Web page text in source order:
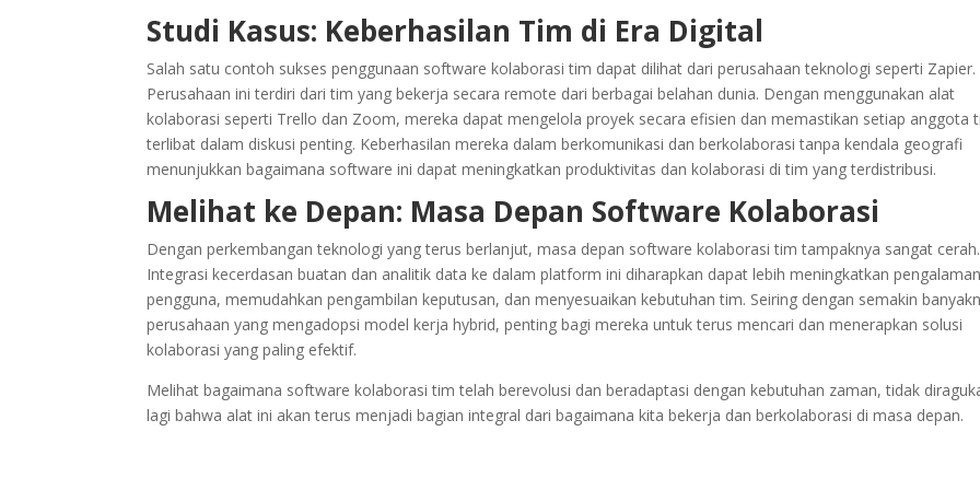
Studi Kasus: Keberhasilan Tim di Era Digital
Salah satu contoh sukses penggunaan software kolaborasi tim dapat dilihat dari perusahaan teknologi seperti Zapier.
Perusahaan ini terdiri dari tim yang bekerja secara remote dari berbagai belahan dunia. Dengan menggunakan alat
kolaborasi seperti Trello dan Zoom, mereka dapat mengelola proyek secara efisien dan memastikan setiap anggota
terlibat dalam diskusi penting. Keberhasilan mereka dalam berkomunikasi dan berkolaborasi tanpa kendala geografi
menunjukkan bagaimana software ini dapat meningkatkan produktivitas dan kolaborasi di tim yang terdistribusi.
Melihat ke Depan: Masa Depan Software Kolaborasi
Dengan perkembangan teknologi yang terus berlanjut, masa depan software kolaborasi tim tampaknya sangat cerah.
Integrasi kecerdasan buatan dan analitik data ke dalam platform ini diharapkan dapat lebih meningkatkan pengalaman
pengguna, memudahkan pengambilan keputusan, dan menyesuaikan kebutuhan tim. Seiring dengan semakin
perusahaan yang mengadopsi model kerja hybrid, penting bagi mereka untuk terus mencari dan menerapkan solusi
kolaborasi yang paling efektif.
Melihat bagaimana software kolaborasi tim telah berevolusi dan beradaptasi dengan kebutuhan zaman, tidak
lagi bahwa alat ini akan terus menjadi bagian integral dari bagaimana kita bekerja dan berkolaborasi di masa depan.